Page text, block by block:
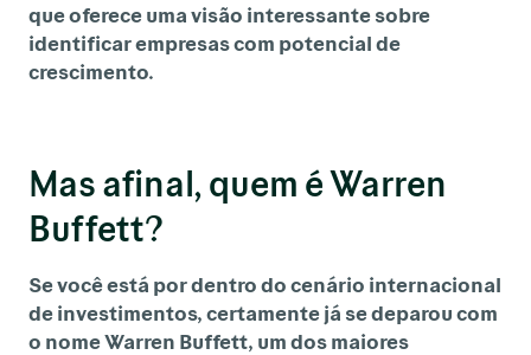
que oferece uma visão interessante sobre
identificar empresas com potencial de
crescimento.
Mas afinal, quem é Warren
Buffett?
Se você está por dentro do cenário internacional
de investimentos, certamente já se deparou com
o nome Warren Buffett, um dos maiores